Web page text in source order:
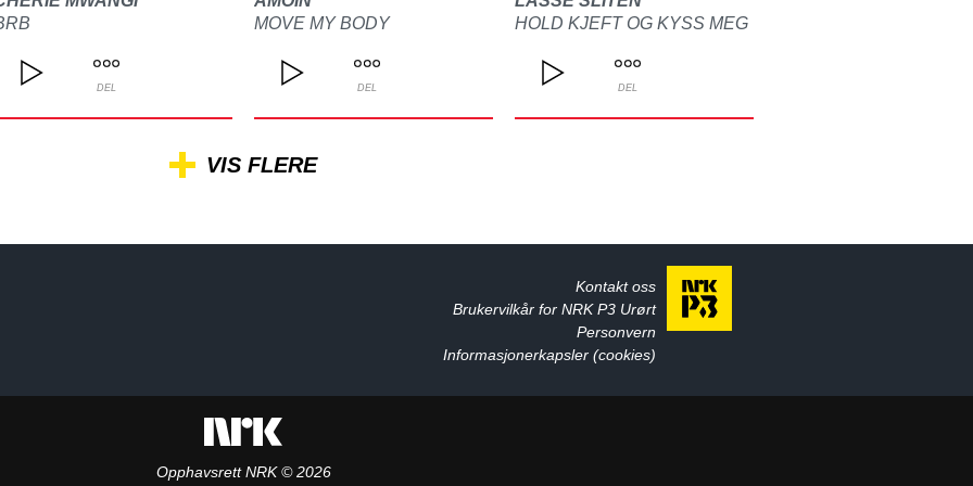
DEL
MOVE MY BODY
DEL
HOLD KJEFT OG KYSS MEG
DEL
VIS FLERE
Kontakt oss
Brukervilkår for NRK P3 Urørt
Personvern
Informasjonerkapsler (cookies)
Opphavsrett NRK © 2026